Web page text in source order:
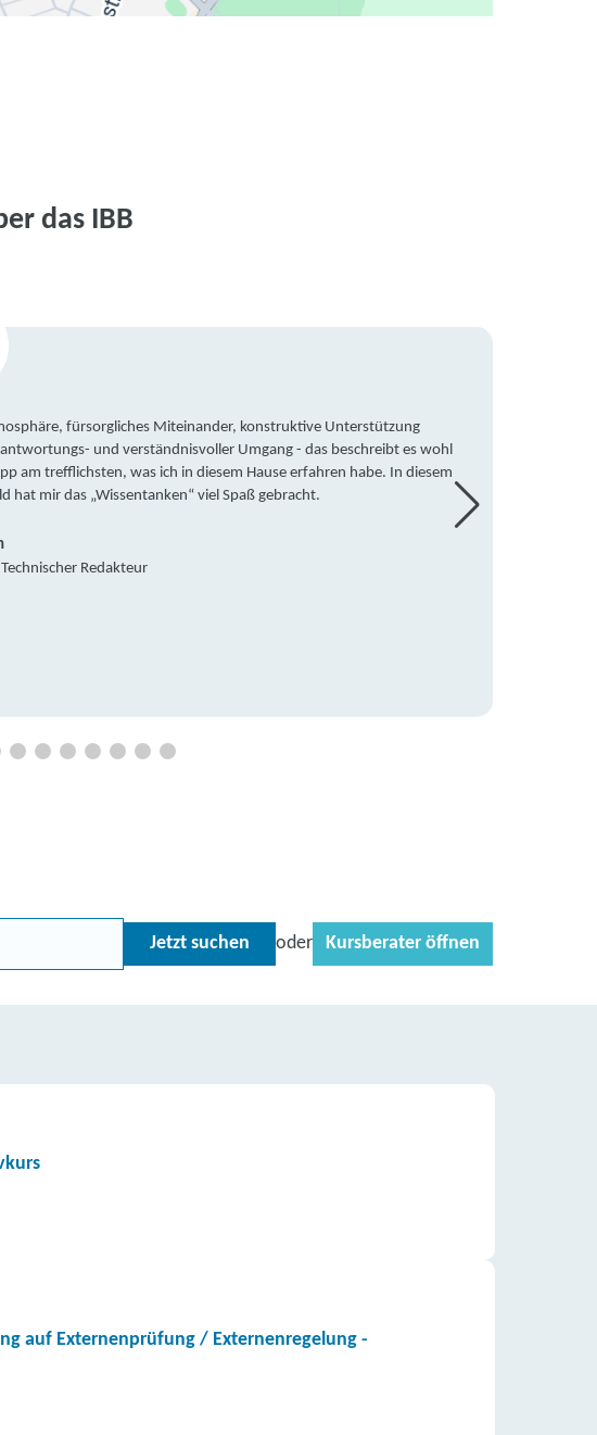
das IBB
fürsorgliches Miteinander, konstruktive Unterstützung
und verständnisvoller Umgang - das beschreibt es wohl
am trefflichsten, was ich in diesem Hause erfahren habe. In diesem
hat mir das „Wissentanken“ viel Spaß gebracht.
Redakteur
Jetzt suchen oder Kursberater öffnen
auf Externenprüfung / Externenregelung -